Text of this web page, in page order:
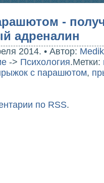
-
адреналин
2014. • Автор: Medik
-> Психология.Метки:
с парашютом,
по RSS.